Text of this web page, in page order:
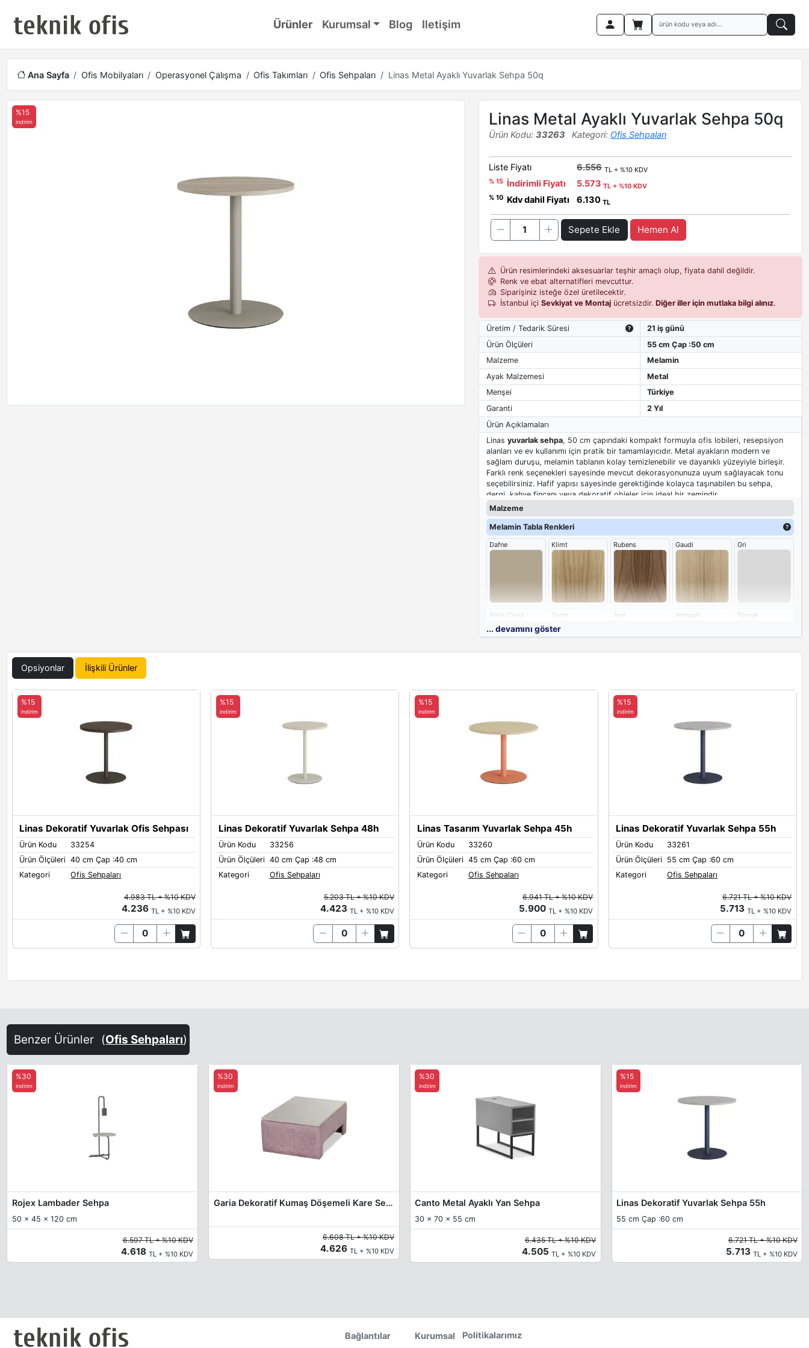
Ürünler Kurumsal Blog Iletişim
Ana Sayfa Ofis Mobilyaları Operasyonel Çalışma Ofis Takımları Ofis Sehpaları Linas Metal Ayaklı Yuvarlak Sehpa 50q
%15
indirim Linas Metal Ayaklı Yuvarlak Sehpa 50q
Ürün Kodu: 33263 Kategori: Ofis Sehpaları
Liste Fiyatı 6.556 TL + %10 KDV
% 15 İndirimli Fiyatı 5.573TL + %10 KDV
% 10 Kdv dahil Fiyatı 6.130TL
Sepete Ekle Hemen Al
Ürün resimlerindeki aksesuarlar teşhir amaçlı olup, fiyata dahil değildir.
Renk ve ebat alternatifleri mevcuttur.
Siparişiniz isteğe özel üretilecektir.
İstanbul içiSevkiyat ve Montaj ücretsizdir.Diğer iller için mutlaka bilgi alınız.
Üretim / Tedarik Süresi
21 iş günü
Ürün Ölçüleri
55 cm Çap :50 cm
Malzeme
Melamin
Ayak Malzemesi
Metal
Menşei
Türkiye
Garanti
2 Yıl
Ürün Açıklamaları
Linas yuvarlak sehpa, 50 cm çapındaki kompakt formuyla ofis lobileri, resepsiyon
alanları ve ev kullanımı için pratik bir tamamlayıcıdır. Metal ayakların modern ve
sağlam duruşu, melamin tablanın kolay temizlenebilir ve dayanıklı yüzeyiyle birleşir.
Farklı renk seçenekleri sayesinde mevcut dekorasyonunuza uyum sağlayacak tonu
seçebilirsiniz. Hafif yapısı sayesinde gerektiğinde kolayca taşınabilen bu sehpa,
dergi, kahve fincanı veya dekoratif objeler için ideal bir zemindir.
Malzeme
Melamin Tabla Renkleri
Dafne Klimt Rubens Gaudi Gri
Antik Ceviz Siyah Aral Antrasit Toprak
Metal Ayak Renkleri
Quartz Brown Red Salmon Orange
Sand-Yellow Steel Blue
... devamını göster
Opsiyonlar İlişkili Ürünler
Linas Dekoratif Yuvarlak Ofis Sehpası
Ürün Kodu
33254
Ürün Ölçüleri 40 cm Çap :40 cm
Kategori
Ofis Sehpaları
%15
indirim
4.983 TL + %10 KDV
4.236 TL + %10 KDV
Linas Dekoratif Yuvarlak Sehpa 48h
Ürün Kodu
33256
Ürün Ölçüleri 40 cm Çap :48 cm
Kategori
Ofis Sehpaları
%15
indirim
5.203 TL + %10 KDV
4.423 TL + %10 KDV
Linas Tasarım Yuvarlak Sehpa 45h
Ürün Kodu
33260
Ürün Ölçüleri 45 cm Çap :60 cm
Kategori
Ofis Sehpaları
%15
indirim
6.941 TL + %10 KDV
5.900TL + %10 KDV
Linas Dekoratif Yuvarlak Sehpa 55h
Ürün Kodu
33261
Ürün Ölçüleri 55 cm Çap :60 cm
Kategori
Ofis Sehpaları
%15
indirim
6.721 TL + %10 KDV
5.713TL + %10 KDV
Benzer Ürünler (Ofis Sehpaları)
Rojex Lambader Sehpa
50 x 45 x 120 cm
%30
indirim
6.597 TL + %10 KDV
4.618 TL + %10 KDV
Garia Dekoratif Kumaş Döşemeli Kare Sehpa
%30
indirim
6.608 TL + %10 KDV
4.626TL + %10 KDV
Canto Metal Ayaklı Yan Sehpa
30 x 70 x 55 cm
%30
indirim
6.435 TL + %10 KDV
4.505TL + %10 KDV
Linas Dekoratif Yuvarlak Sehpa 55h
55 cm Çap :60 cm
%15
indirim
6.721 TL + %10 KDV
5.713 TL + %10 KDV
Bağlantılar
Kurumsal
Politikalarımız